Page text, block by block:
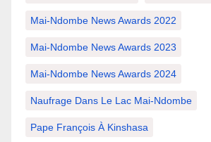
Mai-Ndombe News Awards 2022
Mai-Ndombe News Awards 2023
Mai-Ndombe News Awards 2024
Naufrage Dans Le Lac Mai-Ndombe
Pape François À Kinshasa